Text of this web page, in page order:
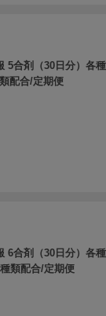
5合剤（30日分）各
配合/定期便
6合剤（30日分）各
類配合/定期便